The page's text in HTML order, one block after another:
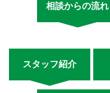
相談からの流れ
スタッフ紹介